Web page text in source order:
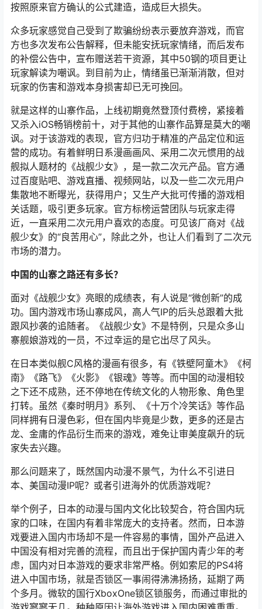
按照原来官方确认的公式建造，造成巨大损失。
众多玩家感觉自己受到了欺骗纷纷表示要放弃游戏，而官
方也多次发布公告解释，但未能安抚玩家情绪，而后发布
的补偿公告中，宣布赠送若干资源，其中50钢的项目更让
玩家解读为嘲讽。到目前为止，情绪虽已渐渐消散，但对
玩家的伤害和游戏本身损害却已无可挽回。
就是这样的山寨作品，上线初期竟然登顶付费榜，紧接着
又杀入iOS畅销榜前十，对于其他的山寨作品算是莫大的嘲
讽。对于该游戏的表现，官方归功于精准的产品定位和运
营的成功。有着鲜明日系漫画画风、采用二次元惯用的战
舰拟人题材的《战舰少女》，是一款二次元产品。官方通
过百度贴吧、游戏直播、视频网站，以及一些二次元用户
集散地不断曝光，获得用户；又生产大批可传播的游戏相
关话题，吸引更多玩家。官方标榜运营团队与玩家走得
近，一直采用二次元用户喜欢的态度。可见该厂商对《战
舰少女》的“良苦用心”，除此之外，也让人们看到了二次元
市场的潜力。
中国的山寨之路还有多长？
面对《战舰少女》亮眼的成绩表，有人说是“微创新”的成
功。国内游戏市场山寨成风，高人气IP的后头总跟着大批
跟风抄袭的追随者。《战舰少女》不是特例，只是众多山
寨舰娘游戏的一员，不过幸运的是它出尽了风头。
在日本类似舰C风格的漫画有很多，有《铁壁阿童木》《柯
南》《路飞》《火影》《银魂》等等。而中国的动漫相较
之下还不成熟，还不停地在传统文化的人物形象、角色里
打转。虽然《秦时明月》系列、《十万个冷笑话》等作品
同样拥有日漫色彩，但在国内毕竟是少数，更多的还是古
龙、金庸的作品衍生而来的游戏，难免让审美度飙升的玩
家失去兴趣。
那么问题来了，既然国内动漫不景气，为什么不引进日
本、美国动漫IP呢？或者引进海外的优质游戏呢？
举个例子，日本的动漫与国内文化比较契合，符合国内玩
家的口味，在国内有着非常庞大的支持者。然而，日本游
戏要进入国内市场却不是一件容易的事情，国外产品进入
中国没有相对完善的流程，而且出于保护国内青少年的考
虑，国内对日本游戏的要求非常严格。例如索尼的PS4将
进入中国市场，就是否锁区一事闹得沸沸扬扬，延期了两
个多月。微软的国行XboxOne锁区锁服务，而通过审批的